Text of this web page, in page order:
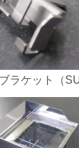
ラケット（